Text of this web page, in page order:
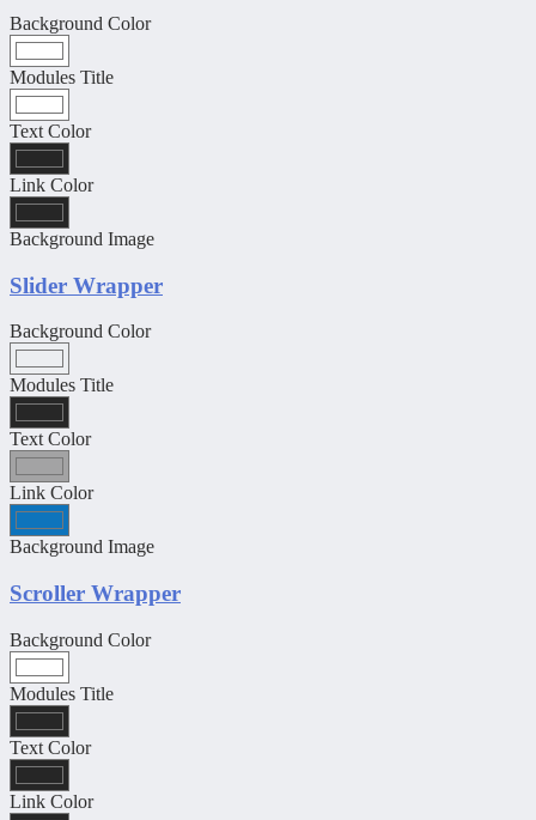
Background Color
Modules Title
Text Color
Link Color
Background Image
Slider Wrapper
Background Color
Modules Title
Text Color
Link Color
Background Image
Scroller Wrapper
Background Color
Modules Title
Text Color
Link Color